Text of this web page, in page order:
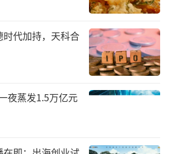
保险人在旅行过程中遇到紧
24小时客户服务热线950610
（境外）提出救援申
5分钟内完成救援服务受理，
分钟内为被保险人提供线上救
服务及协助联系当地救援机
代加持，天科合
夜蒸发1.5万亿元